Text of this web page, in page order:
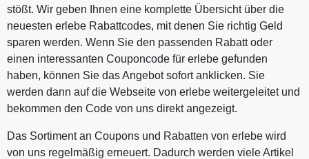
stößt. Wir geben Ihnen eine komplette Übersicht über die
neuesten erlebe Rabattcodes, mit denen Sie richtig Geld
sparen werden. Wenn Sie den passenden Rabatt oder
einen interessanten Couponcode für erlebe gefunden
haben, können Sie das Angebot sofort anklicken. Sie
werden dann auf die Webseite von erlebe weitergeleitet und
bekommen den Code von uns direkt angezeigt.
Das Sortiment an Coupons und Rabatten von erlebe wird
von uns regelmäßig erneuert. Dadurch werden viele Artikel